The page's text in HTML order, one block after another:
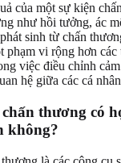
của một sự kiện
như hồi tưởng, ác
sinh từ chấn
phạm vi rộng hơn
việc điều chỉnh
hệ giữa các cá
thương có
không?